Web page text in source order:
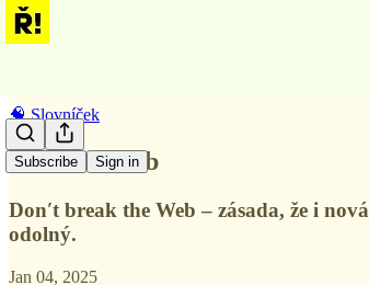
Subscribe Sign in
🧠 Slovníček
Nerozbít web
Don′t break the Web – zásada, že i
odolný.
Jan 04, 2025